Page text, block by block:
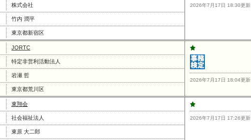
株式会社
竹内 潤平
東京都新宿区
2026年7月17日 18:30更新
JORTC
特定非営利活動法人
岩瀬 哲
東京都荒川区
2026年7月17日 18:04更新
東翔会
社会福祉法人
東原 大二郎
2026年7月17日 17:26更新